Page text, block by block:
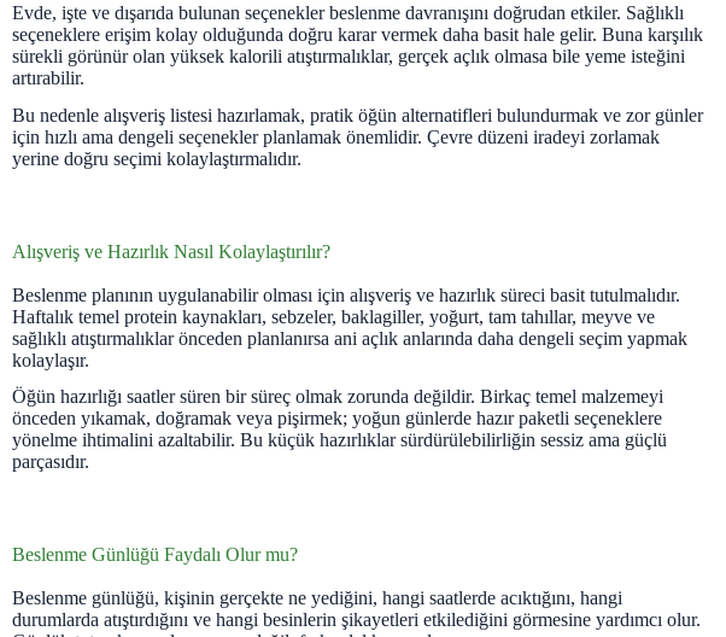
Evde, işte ve dışarıda bulunan seçenekler beslenme davranışını doğrudan etkiler. Sağlıklı
seçeneklere erişim kolay olduğunda doğru karar vermek daha basit hale gelir. Buna karşılık
sürekli görünür olan yüksek kalorili atıştırmalıklar, gerçek açlık olmasa bile yeme isteğini
artırabilir.
Bu nedenle alışveriş listesi hazırlamak, pratik öğün alternatifleri bulundurmak ve zor günler
için hızlı ama dengeli seçenekler planlamak önemlidir. Çevre düzeni iradeyi zorlamak
yerine doğru seçimi kolaylaştırmalıdır.
Alışveriş ve Hazırlık Nasıl Kolaylaştırılır?
Beslenme planının uygulanabilir olması için alışveriş ve hazırlık süreci basit tutulmalıdır.
Haftalık temel protein kaynakları, sebzeler, baklagiller, yoğurt, tam tahıllar, meyve ve
sağlıklı atıştırmalıklar önceden planlanırsa ani açlık anlarında daha dengeli seçim yapmak
kolaylaşır.
Öğün hazırlığı saatler süren bir süreç olmak zorunda değildir. Birkaç temel malzemeyi
önceden yıkamak, doğramak veya pişirmek; yoğun günlerde hazır paketli seçeneklere
yönelme ihtimalini azaltabilir. Bu küçük hazırlıklar sürdürülebilirliğin sessiz ama güçlü
parçasıdır.
Beslenme Günlüğü Faydalı Olur mu?
Beslenme günlüğü, kişinin gerçekte ne yediğini, hangi saatlerde acıktığını, hangi
durumlarda atıştırdığını ve hangi besinlerin şikayetleri etkilediğini görmesine yardımcı olur.